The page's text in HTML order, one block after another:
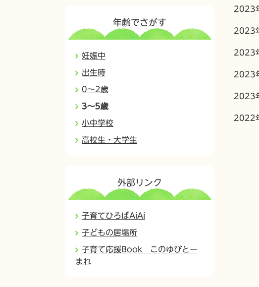
2023
2023
2023
2023
2023
2022
年齢でさがす
妊娠中
出生時
0～2歳
3～5歳
小中学校
高校生・大学生
外部リンク
子育てひろばAiAi
子どもの居場所
子育て応援Book このゆびとー
まれ